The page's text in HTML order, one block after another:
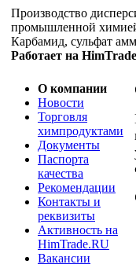
Производство
промышленной
Карбамид, сульфат
Работает на
О компании
Новости
Торговля
химпродуктами
Документы
Паспорта
качества
Рекомендации
Контакты и
реквизиты
Активность на
HimTrade.RU
Вакансии